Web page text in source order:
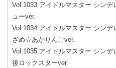
Vol.1033 アイドルマスター シン
ューver.
Vol.1034 アイドルマスター シン
ざめ☆あかりんごver.
Vol.1035 アイドルマスター シン
後ロックスターver.